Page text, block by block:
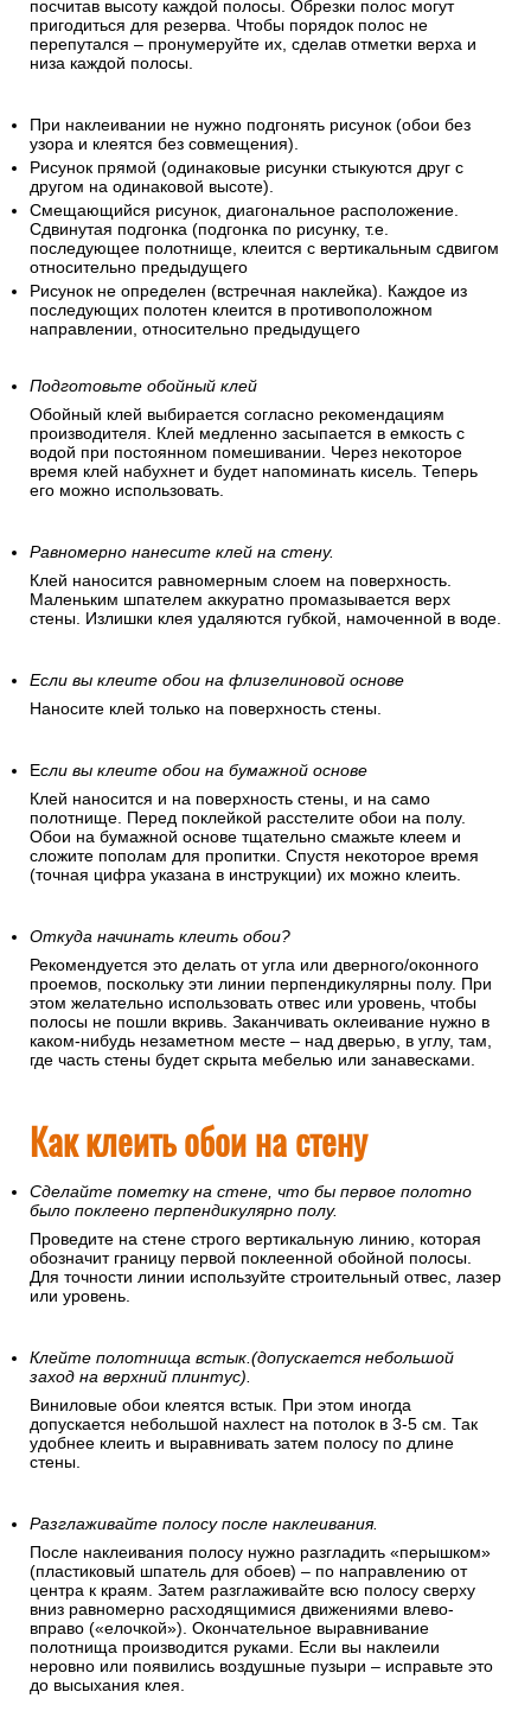
посчитав высоту каждой полосы. Обрезки полос могут
пригодиться для резерва. Чтобы порядок полос не
перепутался – пронумеруйте их, сделав отметки верха и
низа каждой полосы.
При наклеивании не нужно подгонять рисунок (обои без
узора и клеятся без совмещения).
Рисунок прямой (одинаковые рисунки стыкуются друг с
другом на одинаковой высоте).
Смещающийся рисунок, диагональное расположение.
Сдвинутая подгонка (подгонка по рисунку, т.е.
последующее полотнище, клеится с вертикальным сдвигом
относительно предыдущего
Рисунок не определен (встречная наклейка). Каждое из
последующих полотен клеится в противоположном
направлении, относительно предыдущего
Подготовьте обойный клей
Обойный клей выбирается согласно рекомендациям
производителя. Клей медленно засыпается в емкость с
водой при постоянном помешивании. Через некоторое
время клей набухнет и будет напоминать кисель. Теперь
его можно использовать.
Равномерно нанесите клей на стену.
Клей наносится равномерным слоем на поверхность.
Маленьким шпателем аккуратно промазывается верх
стены. Излишки клея удаляются губкой, намоченной в воде.
Если вы клеите обои на флизелиновой основе
Наносите клей только на поверхность стены.
Если вы клеите обои на бумажной основе
Клей наносится и на поверхность стены, и на само
полотнище. Перед поклейкой расстелите обои на полу.
Обои на бумажной основе тщательно смажьте клеем и
сложите пополам для пропитки. Спустя некоторое время
(точная цифра указана в инструкции) их можно клеить.
Откуда начинать клеить обои?
Рекомендуется это делать от угла или дверного/оконного
проемов, поскольку эти линии перпендикулярны полу. При
этом желательно использовать отвес или уровень, чтобы
полосы не пошли вкривь. Заканчивать оклеивание нужно в
каком-нибудь незаметном месте – над дверью, в углу, там,
где часть стены будет скрыта мебелью или занавесками.
Как клеить обои на стену
Сделайте пометку на стене, что бы первое полотно
было поклеено перпендикулярно полу.
Проведите на стене строго вертикальную линию, которая
обозначит границу первой поклеенной обойной полосы.
Для точности линии используйте строительный отвес, лазер
или уровень.
Клейте полотнища встык.(допускается небольшой
заход на верхний плинтус).
Виниловые обои клеятся встык. При этом иногда
допускается небольшой нахлест на потолок в 3-5 см. Так
удобнее клеить и выравнивать затем полосу по длине
стены.
Разглаживайте полосу после наклеивания.
После наклеивания полосу нужно разгладить «перышком»
(пластиковый шпатель для обоев) – по направлению от
центра к краям. Затем разглаживайте всю полосу сверху
вниз равномерно расходящимися движениями влево-
вправо («елочкой»). Окончательное выравнивание
полотнища производится руками. Если вы наклеили
неровно или появились воздушные пузыри – исправьте это
до высыхания клея.